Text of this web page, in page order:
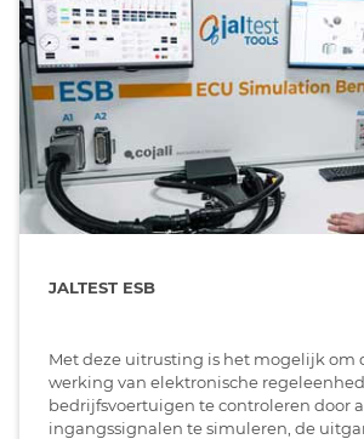
JALTEST ESB
Met deze uitrusting is het mogelijk om
werking van elektronische
bedrijfsvoertuigen te controleren door
ingangssignalen te simuleren, de